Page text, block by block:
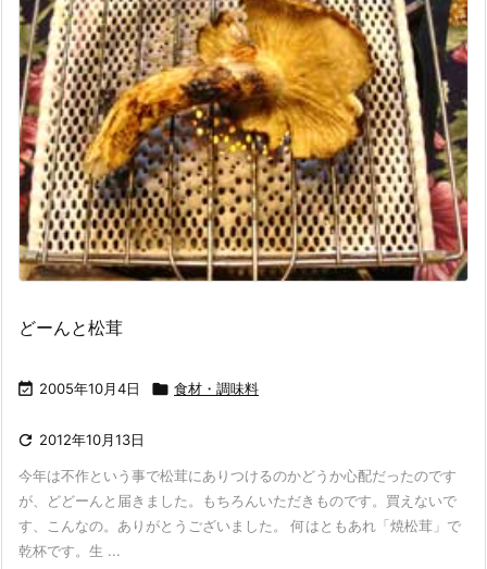
どーんと松茸
 2005年10月4日  食材・調味料
 2012年10月13日
今年は不作という事で松茸にありつけるのかどうか心配だったのです
が、どどーんと届きました。もちろんいただきものです。買えないで
す、こんなの。ありがとうございました。 何はともあれ「焼松茸」で
乾杯です。生 ...